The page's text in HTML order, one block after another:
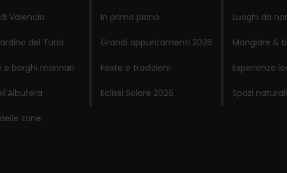
Valencia
del Turia
e borghi marinari
zone
In primo piano
Grandi appuntamenti 2026
Feste e tradizioni
Eclissi Solare 2026
Luoghi da
Mangiare &
Esperienze
Spazi naturali